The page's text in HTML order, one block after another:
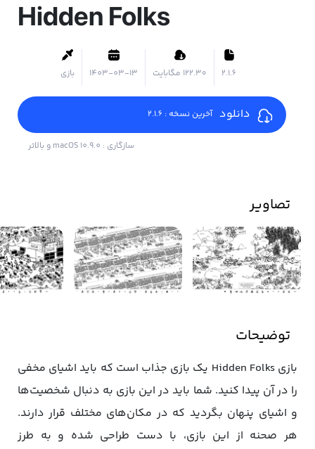
Hidden Folks
2.1.6 ۱۲۲.۳۰ مگابایت 1403-03-13 بازی
دانلود آخرین نسخه : 2.1.6
سازگاری : macOS 10.9.0 و بالاتر
تصاویر
توضیحات
بازی Hidden Folks یک بازی جذاب است که باید اشیای مخفی
را در آن پیدا کنید. شما باید در این بازی به دنبال شخصیت‌ها
و اشیای پنهان بگردید که در مکان‌های مختلف قرار دارند.
هر صحنه از این بازی، با دست طراحی شده و به طرز